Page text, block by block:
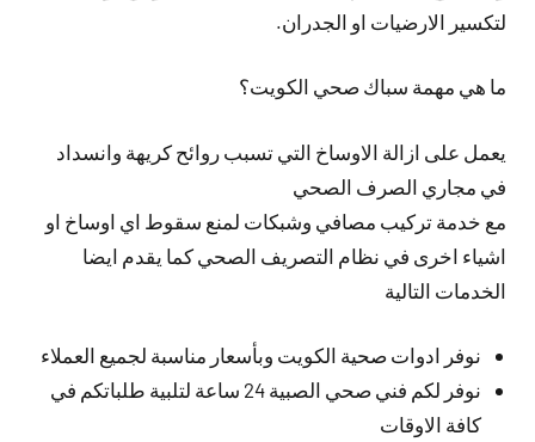
لتكسير الارضيات او الجدران.
ما هي مهمة سباك صحي الكويت؟
يعمل على ازالة الاوساخ التي تسبب روائح كريهة وانسداد
في مجاري الصرف الصحي
مع خدمة تركيب مصافي وشبكات لمنع سقوط اي اوساخ او
اشياء اخرى في نظام التصريف الصحي كما يقدم ايضا
الخدمات التالية
نوفر ادوات صحية الكويت وبأسعار مناسبة لجميع العملاء
نوفر لكم فني صحي الصبية 24 ساعة لتلبية طلباتكم في
كافة الاوقات